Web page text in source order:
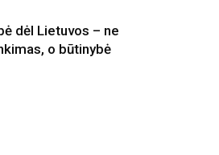
dėl Lietuvos – ne
o būtinybė